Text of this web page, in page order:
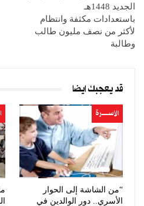
الجديد 1448هـ
باستعدادات مكثفة وانتظام
لأكثر من نصف مليون طالب
وطالبة
قد يعجبك ايضا
الأســــــرة
“من الشاشة إلى الحوار
الأسري.. دور الوالدين في